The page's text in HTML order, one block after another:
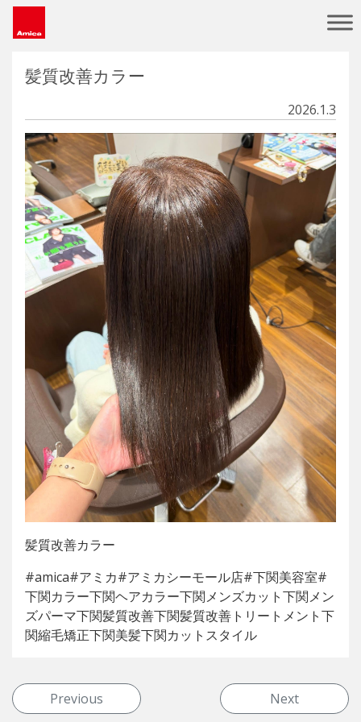
Main Navigation
髪質改善カラー
2026.1.3
髪質改善カラー
#amica#アミカ#アミカシーモール店#下関美容室#
下関カラー下関ヘアカラー下関メンズカット下関メン
ズパーマ下関髪質改善下関髪質改善トリートメント下
関縮毛矯正下関美髪下関カットスタイル
投稿ナビゲーション
Previous Next